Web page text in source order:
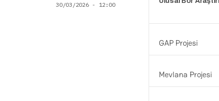
GAP Projesi
Mevlana Projesi
30/03/2026 - 12:00